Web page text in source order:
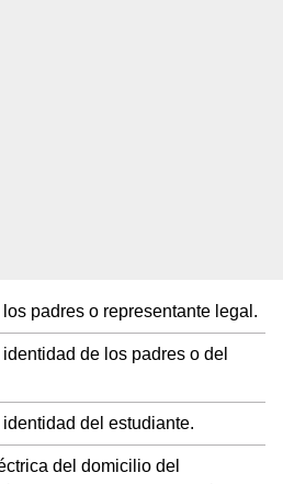
padres o representante legal.
de los padres o del
del estudiante.
del domicilio del